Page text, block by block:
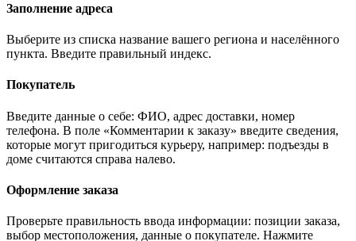
Заполнение адреса
Выберите из списка название вашего региона и населённого
пункта. Введите правильный индекс.
Покупатель
Введите данные о себе: ФИО, адрес доставки, номер
телефона. В поле «Комментарии к заказу» введите сведения,
которые могут пригодиться курьеру, например: подъезды в
доме считаются справа налево.
Оформление заказа
Проверьте правильность ввода информации: позиции заказа,
выбор местоположения, данные о покупателе. Нажмите